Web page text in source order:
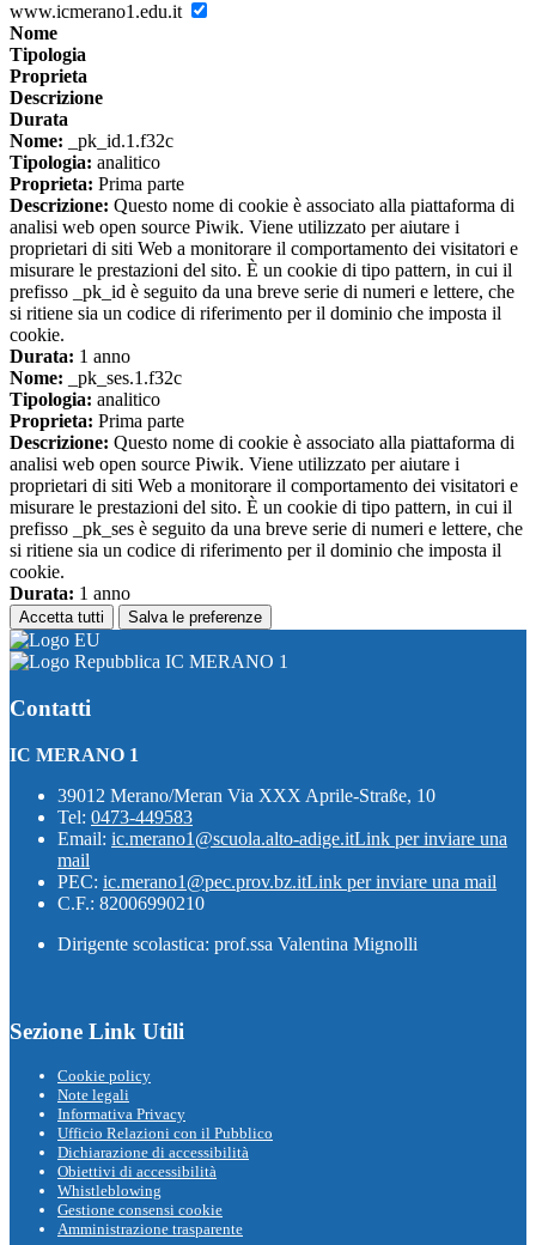
www.icmerano1.edu.it
Nome
Tipologia
Proprieta
Descrizione
Durata
Nome: _pk_id.1.f32c
Tipologia: analitico
Proprieta: Prima parte
Descrizione: Questo nome di cookie è associato alla piattaforma di
analisi web open source Piwik. Viene utilizzato per aiutare i
proprietari di siti Web a monitorare il comportamento dei visitatori e
misurare le prestazioni del sito. È un cookie di tipo pattern, in cui il
prefisso _pk_id è seguito da una breve serie di numeri e lettere, che
si ritiene sia un codice di riferimento per il dominio che imposta il
cookie.
Durata: 1 anno
Nome: _pk_ses.1.f32c
Tipologia: analitico
Proprieta: Prima parte
Descrizione: Questo nome di cookie è associato alla piattaforma di
analisi web open source Piwik. Viene utilizzato per aiutare i
proprietari di siti Web a monitorare il comportamento dei visitatori e
misurare le prestazioni del sito. È un cookie di tipo pattern, in cui il
prefisso _pk_ses è seguito da una breve serie di numeri e lettere, che
si ritiene sia un codice di riferimento per il dominio che imposta il
cookie.
Durata: 1 anno
Accetta tutti Salva le preferenze
IC MERANO 1
Contatti
IC MERANO 1
39012 Merano/Meran Via XXX Aprile-Straße, 10
Tel: 0473-449583
Email: ic.merano1@scuola.alto-adige.itLink per inviare una
mail
PEC: ic.merano1@pec.prov.bz.itLink per inviare una mail
C.F.: 82006990210
Dirigente scolastica: prof.ssa Valentina Mignolli
Sezione Link Utili
Cookie policy
Note legali
Informativa Privacy
Ufficio Relazioni con il Pubblico
Dichiarazione di accessibilità
Obiettivi di accessibilità
Whistleblowing
Gestione consensi cookie
Amministrazione trasparente